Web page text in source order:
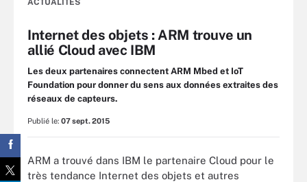
ACTUALITES
Internet des objets : ARM trouve un
allié Cloud avec IBM
Les deux partenaires connectent ARM Mbed et IoT
Foundation pour donner du sens aux données extraites des
réseaux de capteurs.
Publié le: 07 sept. 2015
ARM a trouvé dans IBM le partenaire Cloud pour le
très tendance Internet des objets et autres